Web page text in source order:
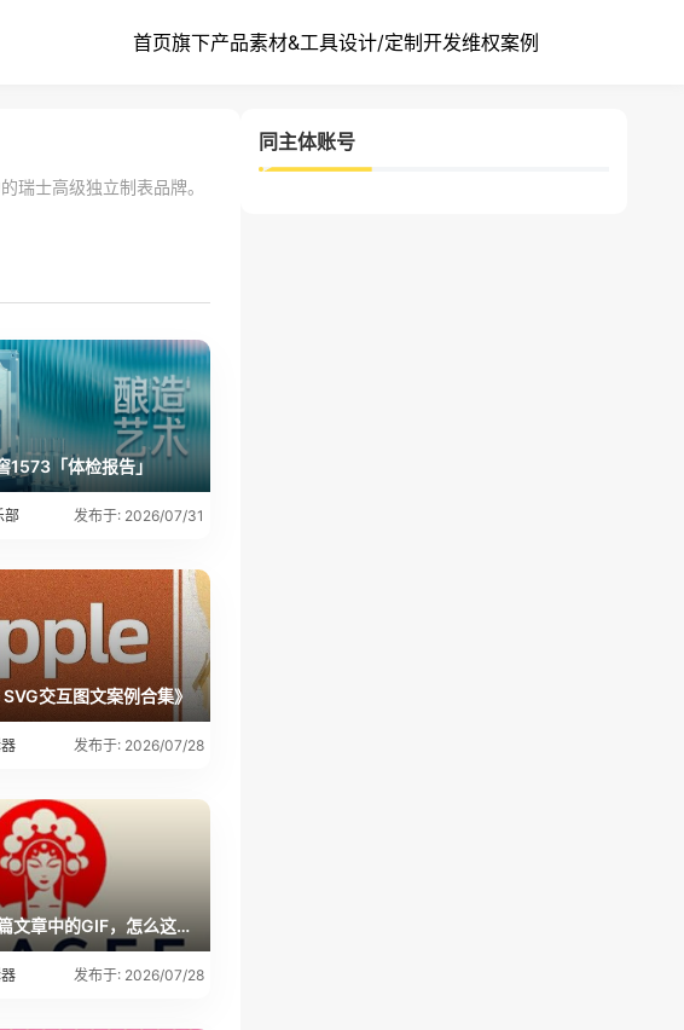
首页旗下产品素材&工具设计/定制开发维权案例
瑞士高级独立制表品牌。
1573「体检报告」
部 发布于: 2026/07/31
交互图文案例合集》
发布于: 2026/07/28
“霸王茶姬的这篇文章中的GIF，怎么这么高清啊？”
发布于: 2026/07/28
同主体账号